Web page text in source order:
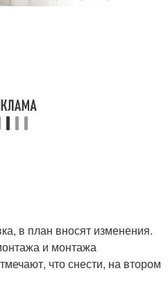
в план вносят изменения.
и монтажа
что снести, на втором